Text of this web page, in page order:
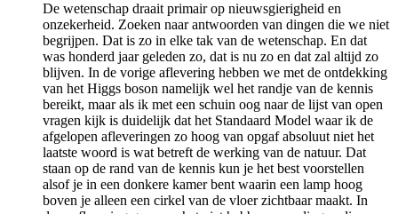
De wetenschap draait primair op nieuwsgierigheid en
onzekerheid. Zoeken naar antwoorden van dingen die we niet
begrijpen. Dat is zo in elke tak van de wetenschap. En dat
was honderd jaar geleden zo, dat is nu zo en dat zal altijd zo
blijven. In de vorige aflevering hebben we met de ontdekking
van het Higgs boson namelijk wel het randje van de kennis
bereikt, maar als ik met een schuin oog naar de lijst van open
vragen kijk is duidelijk dat het Standaard Model waar ik de
afgelopen afleveringen zo hoog van opgaf absoluut niet het
laatste woord is wat betreft de werking van de natuur. Dat
staan op de rand van de kennis kun je het best voorstellen
alsof je in een donkere kamer bent waarin een lamp hoog
boven je alleen een cirkel van de vloer zichtbaar maakt. In